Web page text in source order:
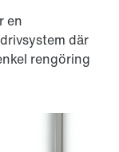
en
där
rengöring